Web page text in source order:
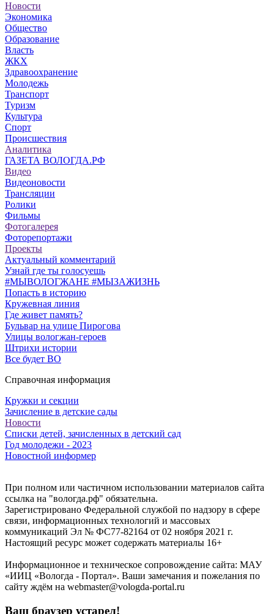
Новости
Экономика
Общество
Образование
Власть
ЖКХ
Здравоохранение
Молодежь
Транспорт
Туризм
Культура
Спорт
Происшествия
Аналитика
ГАЗЕТА ВОЛОГДА.РФ
Видео
Видеоновости
Трансляции
Ролики
Фильмы
Фотогалерея
Фоторепортажи
Проекты
Актуальный комментарий
Узнай где ты голосуешь
#МЫВОЛОГЖАНЕ #МЫЗАЖИЗНЬ
Попасть в историю
Кружевная линия
Где живет память?
Бульвар на улице Пирогова
Улицы вологжан-героев
Штрихи истории
Все будет ВО
Справочная информация
Кружки и секции
Зачисление в детские сады
Новости
Списки детей, зачисленных в детский сад
Год молодежи - 2023
Новостной информер
При полном или частичном использовании материалов сайта
ссылка на "вологда.рф" обязательна.
Зарегистрировано Федеральной службой по надзору в сфере
связи, информационных технологий и массовых
коммуникаций Эл № ФС77-82164 от 02 ноября 2021 г.
Настоящий ресурс может содержать материалы 16+
Информационное и техническое сопровождение сайта: МАУ
«ИИЦ «Вологда - Портал». Ваши замечания и пожелания по
сайту ждём на webmaster@vologda-portal.ru
Ваш браузер устарел!